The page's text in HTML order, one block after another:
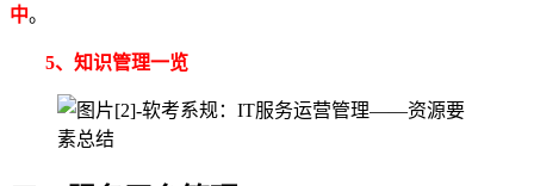
中。
5、知识管理一览